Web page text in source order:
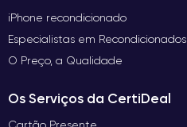
iPhone recondicionado
Especialistas em Recondicionados
O Preço, a Qualidade
Os Serviços da CertiDeal
Cartão Presente